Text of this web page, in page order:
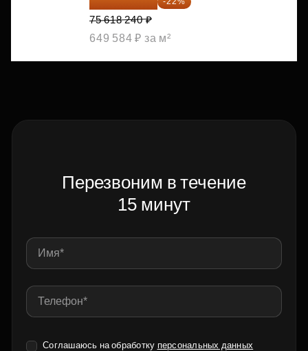
75 618 240 ₽
649 584 ₽ за м²
Перезвоним в течение
15 минут
Соглашаюсь на обработку персональных данных